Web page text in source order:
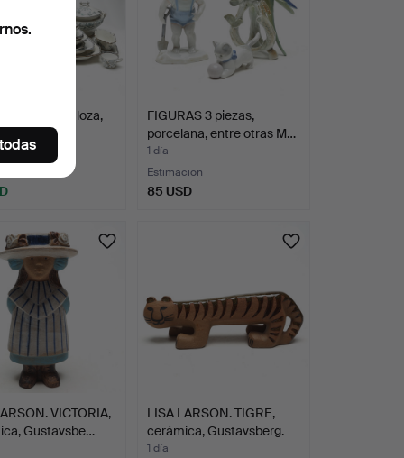
78 piezas, loza,
Wex…
FIGURAS 3 piezas,
porcelana, entre otras M…
1 día
Estimación
85 USD
VICTORIA,
Gustavsbe…
LISA LARSON. TIGRE,
cerámica, Gustavsberg.
1 día